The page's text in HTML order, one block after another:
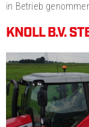
in Betrieb
KNOLL B.V.